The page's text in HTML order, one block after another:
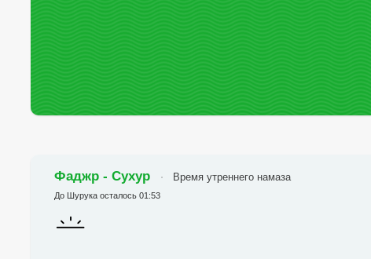
Фаджр - Сухур Время утреннего намаза
До Шурука осталось 01:53